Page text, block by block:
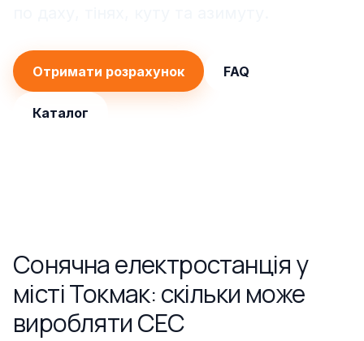
Отримати розрахунок FAQ
Каталог
Сонячна електростанція у
місті Токмак: скільки може
виробляти СЕС